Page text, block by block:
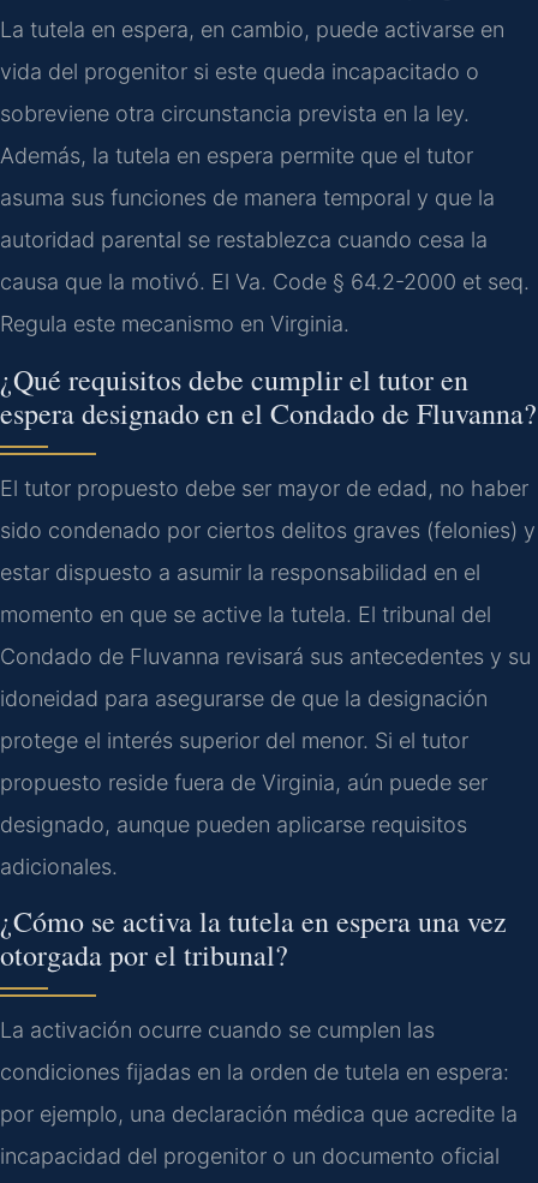
La tutela en espera, en cambio, puede activarse en
vida del progenitor si este queda incapacitado o
sobreviene otra circunstancia prevista en la ley.
Además, la tutela en espera permite que el tutor
asuma sus funciones de manera temporal y que la
autoridad parental se restablezca cuando cesa la
causa que la motivó. El Va. Code § 64.2-2000 et seq.
Regula este mecanismo en Virginia.
¿Qué requisitos debe cumplir el tutor en
espera designado en el Condado de Fluvanna?
El tutor propuesto debe ser mayor de edad, no haber
sido condenado por ciertos delitos graves (felonies) y
estar dispuesto a asumir la responsabilidad en el
momento en que se active la tutela. El tribunal del
Condado de Fluvanna revisará sus antecedentes y su
idoneidad para asegurarse de que la designación
protege el interés superior del menor. Si el tutor
propuesto reside fuera de Virginia, aún puede ser
designado, aunque pueden aplicarse requisitos
adicionales.
¿Cómo se activa la tutela en espera una vez
otorgada por el tribunal?
La activación ocurre cuando se cumplen las
condiciones fijadas en la orden de tutela en espera:
por ejemplo, una declaración médica que acredite la
incapacidad del progenitor o un documento oficial